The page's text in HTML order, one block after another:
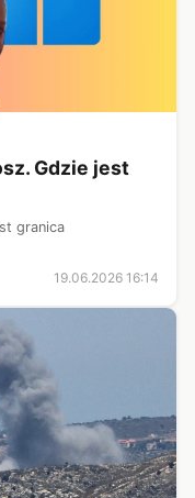
Gdzie jest
granica
19.06.2026 16:14